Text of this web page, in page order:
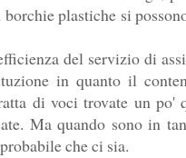
plastiche si
del servizio di
in quanto il
di voci trovate un po'
Ma quando sono in
che ci sia.